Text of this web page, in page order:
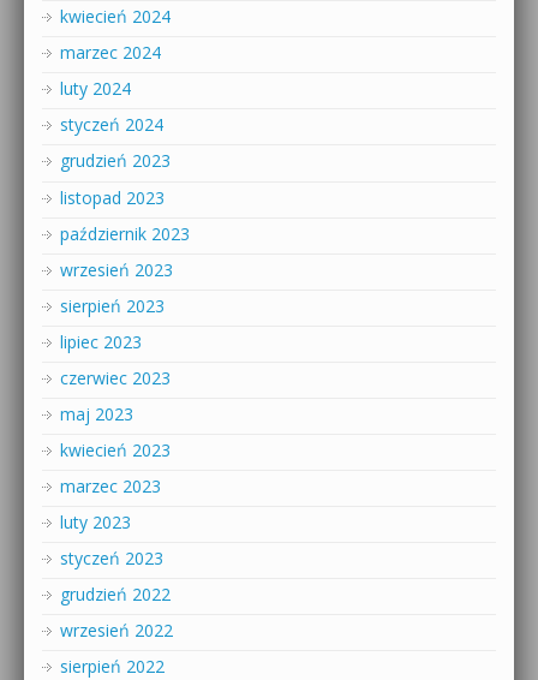
kwiecień 2024
marzec 2024
luty 2024
styczeń 2024
grudzień 2023
listopad 2023
październik 2023
wrzesień 2023
sierpień 2023
lipiec 2023
czerwiec 2023
maj 2023
kwiecień 2023
marzec 2023
luty 2023
styczeń 2023
grudzień 2022
wrzesień 2022
sierpień 2022